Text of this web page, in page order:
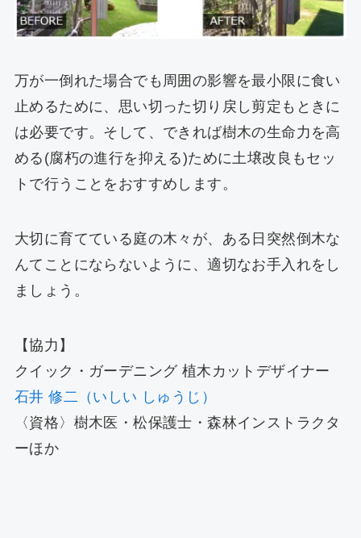
万が一倒れた場合でも周囲の影響を最小限に食い
止めるために、思い切った切り戻し剪定もときに
は必要です。そして、できれば樹木の生命力を高
める(腐朽の進行を抑える)ために土壌改良もセッ
トで行うことをおすすめします。
大切に育てている庭の木々が、ある日突然倒木な
んてことにならないように、適切なお手入れをし
ましょう。
【協力】
クイック・ガーデニング 植木カットデザイナー
石井 修二（いしい しゅうじ）
〈資格〉樹木医・松保護士・森林インストラクタ
ーほか